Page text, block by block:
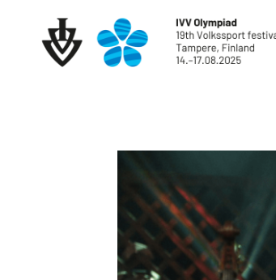
sisältöön